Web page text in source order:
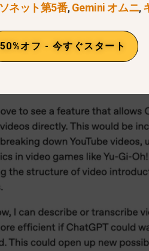
ネット第5番,Gemini オムニ,
50%オフ - 今すぐスタート